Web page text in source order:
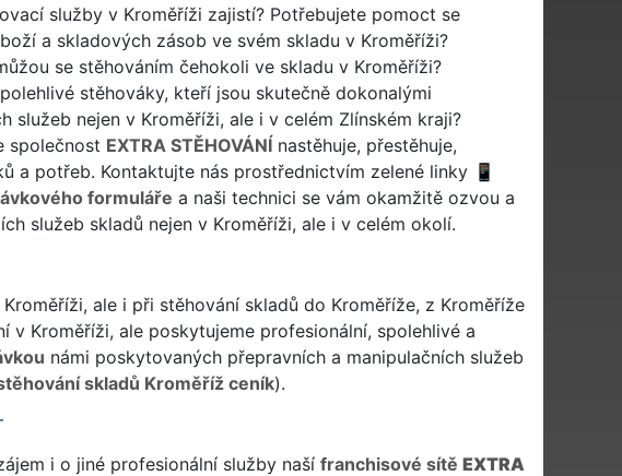
služby v Kroměříži zajistí? Potřebujete pomoct se
a skladových zásob ve svém skladu v Kroměříži?
se stěhováním čehokoli ve skladu v Kroměříži?
stěhováky, kteří jsou skutečně dokonalými
služeb nejen v Kroměříži, ale i v celém Zlínském kraji?
společnost EXTRA STĚHOVÁNÍnastěhuje, přestěhuje,
a potřeb. Kontaktujte nás prostřednictvím zelené linky
formuláře a naši technici se vám okamžitě ozvou a
služeb skladů nejen v Kroměříži, ale i v celém okolí.
ale i při stěhování skladů do Kroměříže, z Kroměříže
v Kroměříži, ale poskytujeme profesionální, spolehlivé a
námi poskytovaných přepravních a manipulačních služeb
skladů Kroměříž ceník).
i o jiné profesionální služby naší franchisové sítě EXTRA